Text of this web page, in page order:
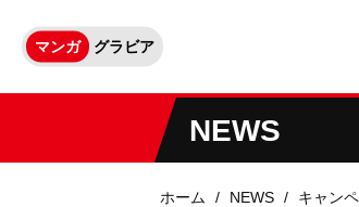
マンガ グラビア
NEWS
ホーム NEWS キャン